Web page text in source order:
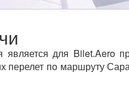
является для Bilet.Aero
перелет по маршруту